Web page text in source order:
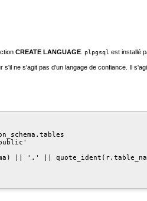
CREATE LANGUAGE plpgsql est installé
ne s'agit pas d'un langage de confiance. Il
|| '.' ||